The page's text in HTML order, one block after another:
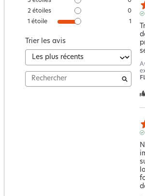
2 étoiles
0
1 étoile 1
Trier les avis